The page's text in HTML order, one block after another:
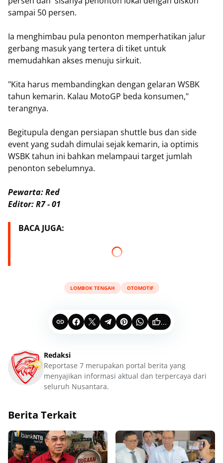
sampai 50 persen.
Ia menghimbau pula penonton memperhatikan jalur
gerbang masuk yang tertera di tiket untuk
memudahkan akses menuju sirkuit.
"Kita harus membandingkan dengan gelaran WSBK
tahun kemarin. Kalau MotoGP beda konsumen,"
terangnya.
Begitupula dengan persiapan shuttle bus dan side
event yang sudah dimulai sejak kemarin, ia optimis
WSBK tahun ini bahkan melampaui target jumlah
penonton sebelumnya.
Pewarta: Red
Editor: R7 - 01
BACA JUGA:
LOMBOK TENGAH OTOMOTIF
...
Redaksi
Reportase 7 merupakan portal berita yang
menyajikan informasi aktual dan terpercaya dari
seluruh Nusantara.
Berita Terkait